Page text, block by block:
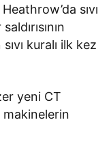
sıvı
kuralı ilk kez
yeni CT
makinelerin